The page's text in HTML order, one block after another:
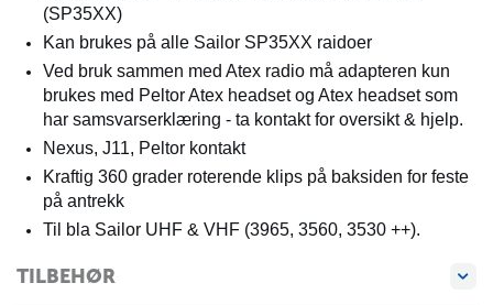
(SP35XX)
Kan brukes på alle Sailor SP35XX raidoer
Ved bruk sammen med Atex radio må adapteren kun
brukes med Peltor Atex headset og Atex headset som
har samsvarserklæring - ta kontakt for oversikt & hjelp.
Nexus, J11, Peltor kontakt
Kraftig 360 grader roterende klips på baksiden for feste
på antrekk
Til bla Sailor UHF & VHF (3965, 3560, 3530 ++).
TILBEHØR